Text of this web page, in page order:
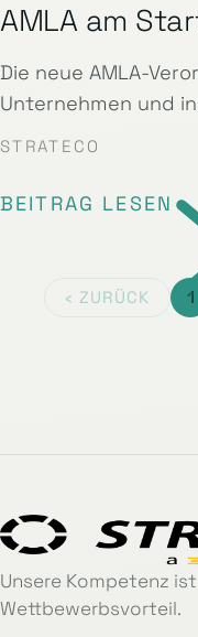
AMLA am
Die neue AMLA-
Unternehmen und
STRATECO
BEITRAG LESEN
‹ ZURÜCK 1
Unsere Kompetenz
Wettbewerbsvorteil.